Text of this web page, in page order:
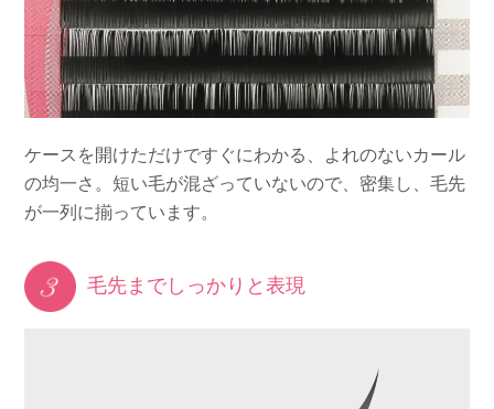
ケースを開けただけですぐにわかる、よれのないカール
の均一さ。短い毛が混ざっていないので、密集し、毛先
が一列に揃っています。
毛先までしっかりと表現